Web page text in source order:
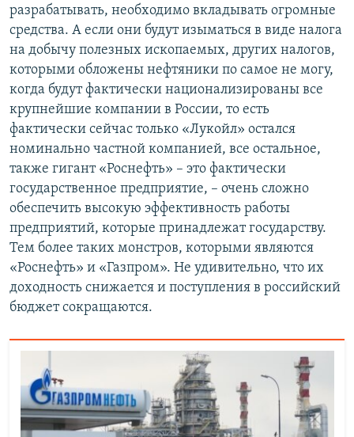
разрабатывать, необходимо вкладывать огромные
средства. А если они будут изыматься в виде налога
на добычу полезных ископаемых, других налогов,
которыми обложены нефтяники по самое не могу,
когда будут фактически национализированы все
крупнейшие компании в России, то есть
фактически сейчас только «Лукойл» остался
номинально частной компанией, все остальное,
также гигант «Роснефть» – это фактически
государственное предприятие, – очень сложно
обеспечить высокую эффективность работы
предприятий, которые принадлежат государству.
Тем более таких монстров, которыми являются
«Роснефть» и «Газпром». Не удивительно, что их
доходность снижается и поступления в российский
бюджет сокращаются.